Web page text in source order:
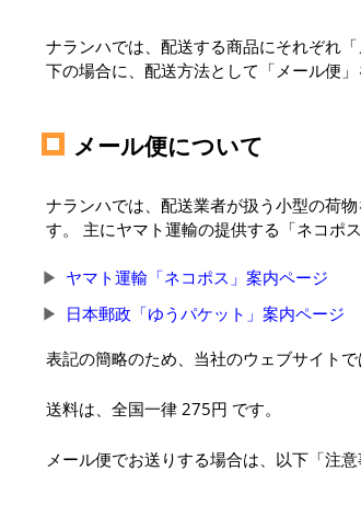
ナランハでは、配送する商品にそれぞれ
下の場合に、配送方法として「メール便」
メール便について
ナランハでは、配送業者が扱う小型の荷
す。 主にヤマト運輸の提供する「ネコポ
ヤマト運輸「ネコポス」案内ページ
日本郵政「ゆうパケット」案内ページ
表記の簡略のため、当社のウェブサイト
送料は、全国一律 275円 です。
メール便でお送りする場合は、以下「注